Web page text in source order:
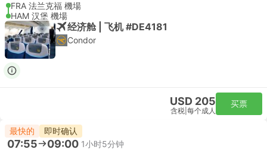
FRA 法兰克福 機場
HAM 汉堡 機場
经济舱 | 飞机 #DE4181
Condor
USD 205
含税 每个成人
买票
最快的 即时确认
07:55 09:00 1小时5分钟